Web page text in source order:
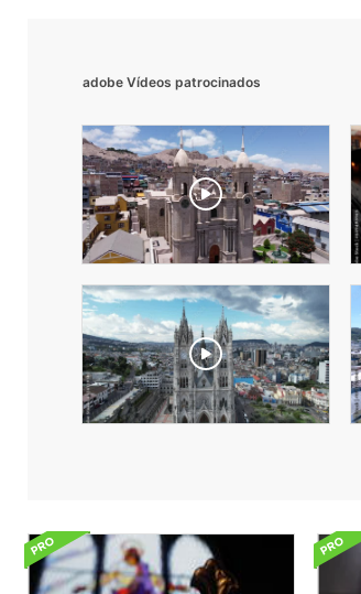
adobe Vídeos patrocinados